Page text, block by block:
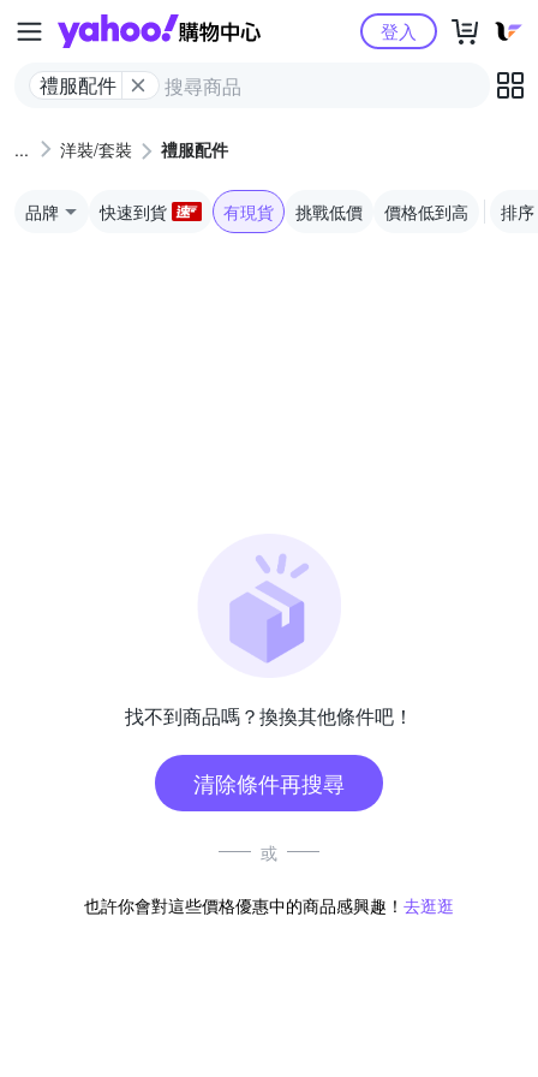
Yahoo購物中心
禮服配件
登入
洋裝/套裝 禮服配件
品牌 快速到貨 有現貨 挑戰低價 價格低到高 排序
找不到商品嗎？換換其他條件吧！
清除條件再搜尋
或
也許你會對這些價格優惠中的商品感興趣！ 去逛逛